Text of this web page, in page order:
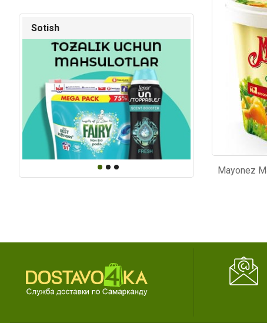
Sotish